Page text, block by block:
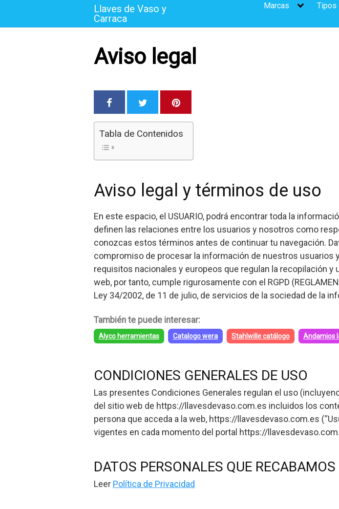
contenido
Llaves de Vaso y
Carraca
Marcas Tipos
Aviso legal
Tabla de Contenidos
Aviso legal y términos de uso
En este espacio, el USUARIO, podrá encontrar toda la
definen las relaciones entre los usuarios y nosotros como
conozcas estos términos antes de continuar tu navegación.
compromiso de procesar la información de nuestros usuarios
requisitos nacionales y europeos que regulan la recopilación
web, por tanto, cumple rigurosamente con el RGPD
Ley 34/2002, de 11 de julio, de servicios de la sociedad de la
También te puede interesar:
Alyco herramientas Catalogo wera Stahlwille catálogo Andamios
CONDICIONES GENERALES DE USO
Las presentes Condiciones Generales regulan el uso
del sitio web de https://llavesdevaso.com.es incluidos los
persona que acceda a la web, https://llavesdevaso.com.es
vigentes en cada momento del portal https://
DATOS PERSONALES QUE
Leer Política de Privacidad